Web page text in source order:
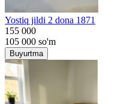
Yostiq jildi 2 dona 1871
155 000
105 000 so'm
Buyurtma